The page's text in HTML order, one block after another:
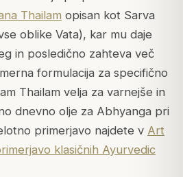
Thailam opisan kot Sarva
oblike Vata), kar mu daje
in posledično zahteva več
formulacija za specifično
Thailam velja za varnejše in
dnevno olje za Abhyanga pri
primerjavo najdete v Art
klasičnih Ayurvedic